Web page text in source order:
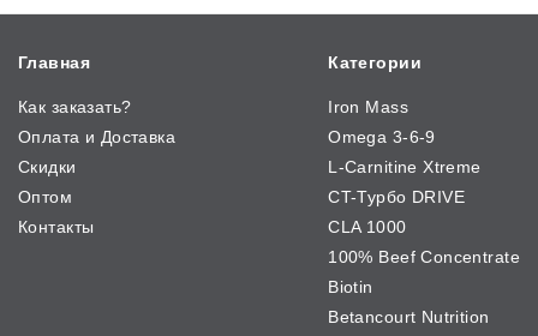
Главная
Как заказать?
Оплата и Доставка
Скидки
Оптом
Контакты
Категории
Iron Mass
Omega 3-6-9
L-Carnitine Xtreme
CT-Турбо DRIVE
CLA 1000
100% Beef Concentrate
Biotin
Betancourt Nutrition